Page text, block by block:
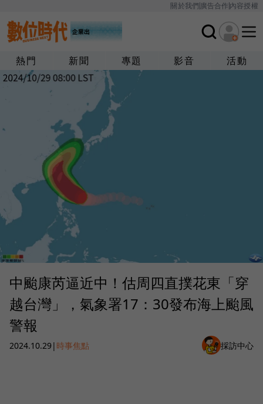
關於我們廣告合作內容授權
熱門 新聞 專題 影音 活動
中颱康芮逼近中！估周四直撲花東「穿
越台灣」，氣象署17：30發布海上颱風
警報
2024.10.29| 時事焦點 採訪中心